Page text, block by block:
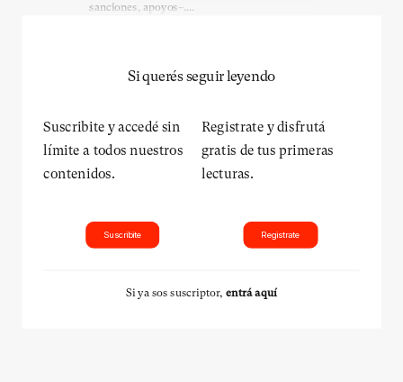
sanciones, apoyos–....
Si querés seguir leyendo
Suscribite y accedé sin
límite a todos nuestros
contenidos.
Suscribite
Registrate y disfrutá
gratis de tus primeras
lecturas.
Registrate
Si ya sos suscriptor, entrá aquí